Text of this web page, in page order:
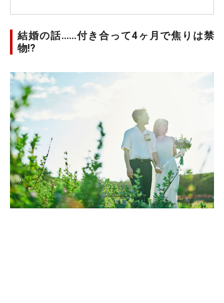
結婚の話……付き合って4ヶ月で焦りは禁
物!?